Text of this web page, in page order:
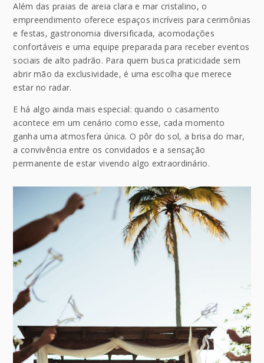
Além das praias de areia clara e mar cristalino, o
empreendimento oferece espaços incríveis para cerimônias
e festas, gastronomia diversificada, acomodações
confortáveis e uma equipe preparada para receber eventos
sociais de alto padrão. Para quem busca praticidade sem
abrir mão da exclusividade, é uma escolha que merece
estar no radar.
E há algo ainda mais especial: quando o casamento
acontece em um cenário como esse, cada momento
ganha uma atmosfera única. O pôr do sol, a brisa do mar,
a convivência entre os convidados e a sensação
permanente de estar vivendo algo extraordinário.